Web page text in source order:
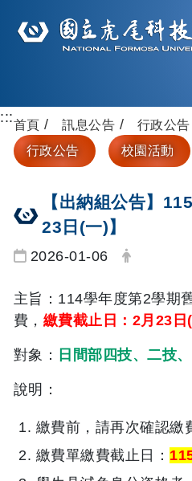
:::首頁 訊息公告
行政公告
行政公告
校園活動
【出納組公告】
23日(一)】
日期：
2026-01-06 發布者：
主旨：114學年度第2學期
費， 繳費截止 日：2月23日
對象： 日間部四技、二技
說明：
繳費前，請再次確認繳
繳費單繳費截止日：